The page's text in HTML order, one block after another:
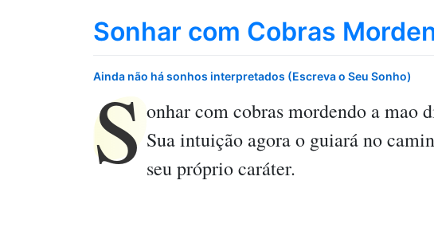
Sonhar com Cobras
Ainda não há sonhos interpretados (Escreva o Seu Sonho)
S onhar com cobras mordendo a mao
Sua intuição agora o guiará no
seu próprio caráter.